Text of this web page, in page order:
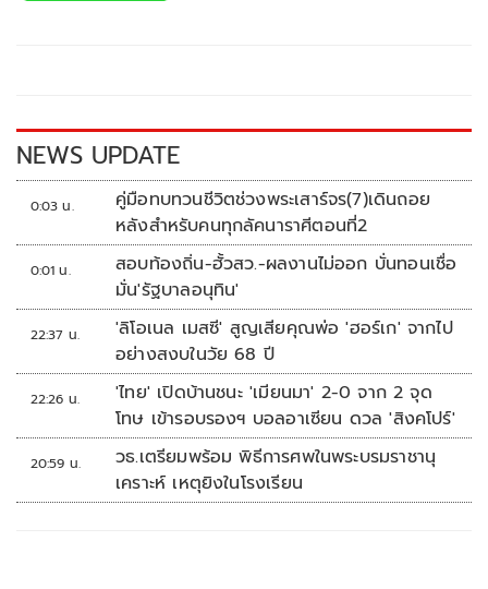
k k
NEWS UPDATE
0:03 น.
คู่มือทบทวนชีวิตช่วงพระเสาร์จร(7)เดินถอย
หลังสำหรับคนทุกลัคนาราศีตอนที่2
0:01 น.
สอบท้องถิ่น-ฮั้วสว.-ผลงานไม่ออก บั่นทอนเชื่อ
มั่น'รัฐบาลอนุทิน'
22:37 น.
'ลิโอเนล เมสซี' สูญเสียคุณพ่อ 'ฮอร์เก' จากไป
อย่างสงบในวัย 68 ปี
22:26 น.
'ไทย' เปิดบ้านชนะ 'เมียนมา' 2-0 จาก 2 จุด
โทษ เข้ารอบรองฯ บอลอาเซียน ดวล 'สิงคโปร์'
20:59 น.
วธ.เตรียมพร้อม พิธีการศพในพระบรมราชานุ
เคราะห์ เหตุยิงในโรงเรียน